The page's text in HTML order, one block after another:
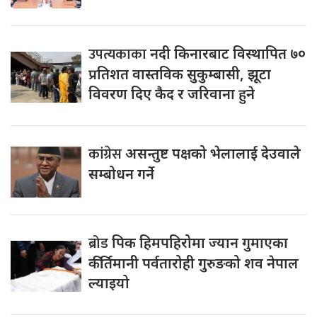
उपत्यकाकानदी किनारबाट विस्थापित ७०
प्रतिशत वास्तविक सुकुम्बासी, झूटा
विवरण दिए कैद र जरिवाना हुने
कांग्रेसअसन्तुष्ट पक्षको भेलालाई देउवाले
सम्बोधन गर्ने
ब्रोडपिक हिमपहिरोमा ज्यान गुमाएका
कीर्तिमानी पर्वतारोही गुरुङको शव नेपाल
ल्याइयो